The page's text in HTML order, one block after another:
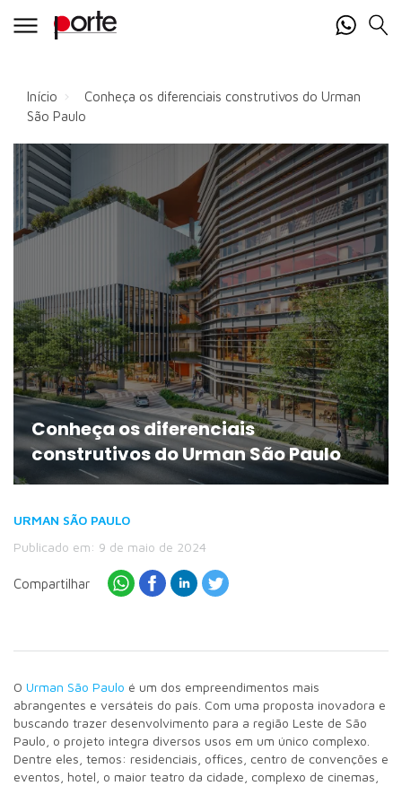
Início
Conheça os diferenciais construtivos do Urman
São Paulo
Conheça os diferenciais
construtivos do Urman São Paulo
URMAN SÃO PAULO
Publicado em: 9 de maio de 2024
Compartilhar
O Urman São Paulo é um dos empreendimentos mais
abrangentes e versáteis do país. Com uma proposta inovadora e
buscando trazer desenvolvimento para a região Leste de São
Paulo, o projeto integra diversos usos em um único complexo.
Dentre eles, temos: residenciais, offices, centro de convenções e
eventos, hotel, o maior teatro da cidade, complexo de cinemas,